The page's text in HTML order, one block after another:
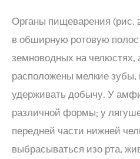
Органы пищеварения (рис.
в обширную ротовую
земноводных на челюстях,
расположены мелкие
удерживать добычу. У
различной формы; у
передней части нижней
выбрасываться изо рта,